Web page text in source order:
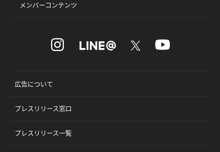
メンバーコンテンツ
広告について
プレスリリース窓口
プレスリリース一覧